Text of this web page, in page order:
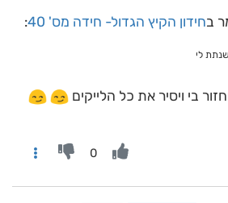
בחידון הקיץ הגדול- חידה מס' 40 :
לי
בי ויסיר את כל הלייקים
0